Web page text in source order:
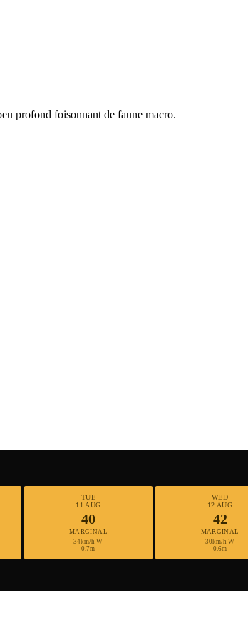
profond foisonnant de faune macro.
TUE
11 AUG
40
MARGINAL
34km/h W
0.7m
WED
12 AUG
42
MARGINAL
30km/h W
0.6m